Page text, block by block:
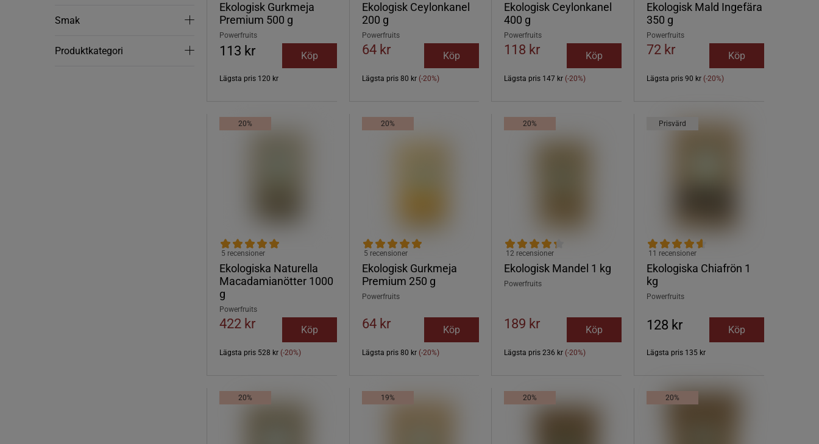
SmakSmak
Produktkategori Produktkategori
Ekologisk Gurkmeja
Premium 500 g
Powerfruits
113 kr Köp
Lägsta pris 120 kr
Ekologisk Ceylonkanel
200 g
Powerfruits
64 kr Köp
Lägsta pris 80 kr (-20%)
Ekologisk Ceylonkanel
400 g
Powerfruits
118 kr Köp
Lägsta pris 147 kr (-20%)
Ekologisk Mald Ingefära
350 g
Powerfruits
72 kr Köp
Lägsta pris 90 kr (-20%)
20%
Ekologiska Naturella
Macadamianötter 1000
g
5 recensioner
Powerfruits
422 kr Köp
Lägsta pris 528 kr (-20%)
20%
Ekologisk Gurkmeja
Premium 250 g
5 recensioner
Powerfruits
64 kr Köp
Lägsta pris 80 kr (-20%)
20%
Ekologisk Mandel 1 kg
12 recensioner
Powerfruits
189 kr Köp
Lägsta pris 236 kr (-20%)
Prisvärd
Ekologiska Chiafrön 1
kg
11 recensioner
Powerfruits
128 kr Köp
Lägsta pris 135 kr
20% 19% 20% 20%